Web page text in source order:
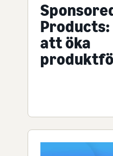
att öka